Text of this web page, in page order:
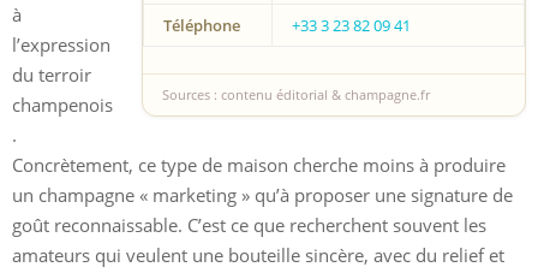
Téléphone
+33 3 23 82 09 41
Sources : contenu éditorial & champagne.fr
à
l’expression
du terroir
champenois
.
Concrètement, ce type de maison cherche moins à produire
un champagne « marketing » qu’à proposer une signature de
goût reconnaissable. C’est ce que recherchent souvent les
amateurs qui veulent une bouteille sincère, avec du relief et